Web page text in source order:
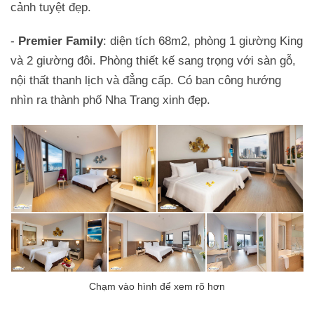
cảnh tuyệt đẹp.
- Premier Family: diện tích 68m2, phòng 1 giường King
và 2 giường đôi. Phòng thiết kế sang trọng với sàn gỗ,
nội thất thanh lịch và đẳng cấp. Có ban công hướng
nhìn ra thành phố Nha Trang xinh đẹp.